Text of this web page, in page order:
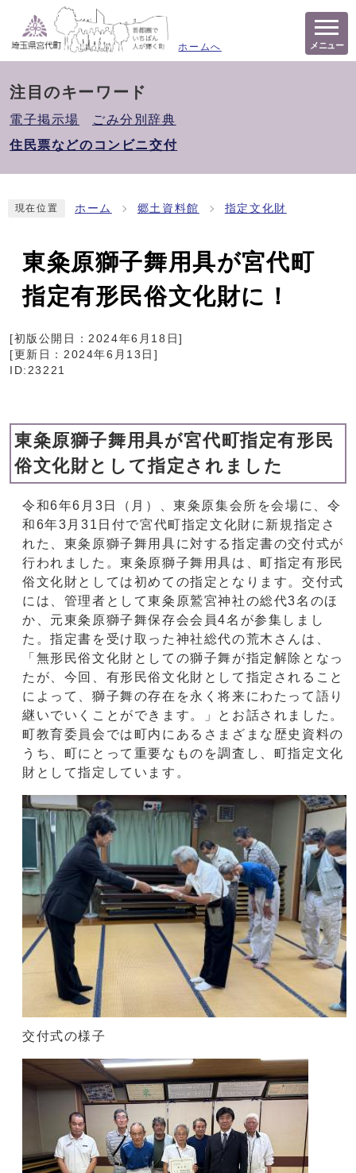
ホームへ メニュー
注目のキーワード
電子掲示場
ごみ分別辞典
住民票などのコンビニ交付
現在位置 ホーム 郷土資料館 指定文化財
東粂原獅子舞用具が宮代町
指定有形民俗文化財に！
[初版公開日：2024年6月18日]
[更新日： 2024年6月13日 ]
ID:23221
東粂原獅子舞用具が宮代町指定有形民
俗文化財として指定されました
令和6年6月3日（月）、東粂原集会所を会場に、令
和6年3月31日付で宮代町指定文化財に新規指定さ
れた、東粂原獅子舞用具に対する指定書の交付式が
行われました。東粂原獅子舞用具は、町指定有形民
俗文化財としては初めての指定となります。交付式
には、管理者として東粂原鷲宮神社の総代3名のほ
か、元東粂原獅子舞保存会会員4名が参集しまし
た。指定書を受け取った神社総代の荒木さんは、
「無形民俗文化財としての獅子舞が指定解除となっ
たが、今回、有形民俗文化財として指定されること
によって、獅子舞の存在を永く将来にわたって語り
継いでいくことができます。」とお話されました。
町教育委員会では町内にあるさまざまな歴史資料の
うち、町にとって重要なものを調査し、町指定文化
財として指定しています。
交付式の様子